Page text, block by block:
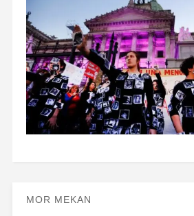
MOR MEKAN